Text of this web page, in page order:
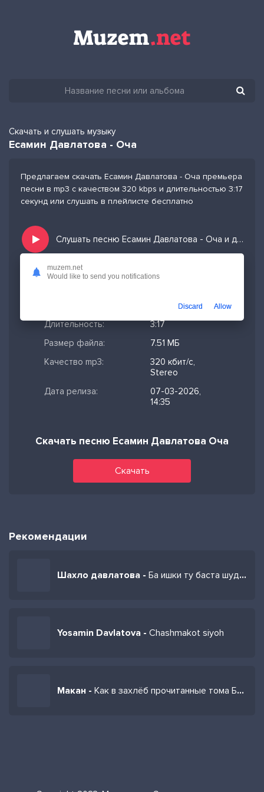
Скачать и слушать музыку
Есамин Давлатова - Оча
Предлагаем скачать Есамин Давлатова - Оча премьера
песни в mp3 с качеством 320 kbps и длительностью 3:17
секунд или слушать в плейлисте бесплатно
Слушать песню Есамин Давлатова - Оча и добавить в избранных
Длительность:
3:17
Размер файла:
7.51 МБ
Качество mp3:
320 кбит/с,
Stereo
Дата релиза:
07-03-2026,
14:35
Скачать песню Есамин Давлатова Оча
Скачать
Рекомендации
Шахло давлатова - Ба ишки ту баста шудам
Yosamin Davlatova - Chashmakot siyoh
Макан - Как в захлёб прочитанные тома Бродского и Давлатова
muzem.net
Would like to send you notifications
Discard Allow